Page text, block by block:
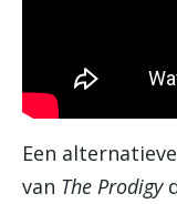
Een
van The Prodigy